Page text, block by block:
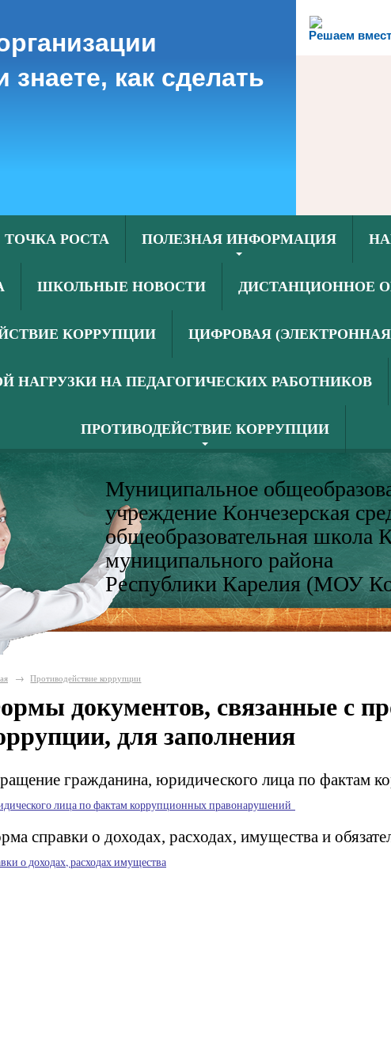
Решаем
как сделать
ТОЧКА РОСТА ПОЛЕЗНАЯ ИНФОРМАЦИЯ
ШКОЛЬНЫЕ НОВОСТИ ДИСТАНЦИОННОЕ
КОРРУПЦИИ ЦИФРОВАЯ
НАГРУЗКИ НА ПЕДАГОГИЧЕСКИХ РАБОТНИКОВ
ПРОТИВОДЕЙСТВИЕ КОРРУПЦИИ
Муниципальное
учреждение Кончезерская
общеобразовательная школа
муниципального района
Республики Карелия (МОУ
→ Противодействие коррупции
документов, связанные с
для заполнения
гражданина, юридического лица по фактам
лица по фактам коррупционных правонарушений
справки о доходах, расходах, имущества и
о доходах, расходах имущества